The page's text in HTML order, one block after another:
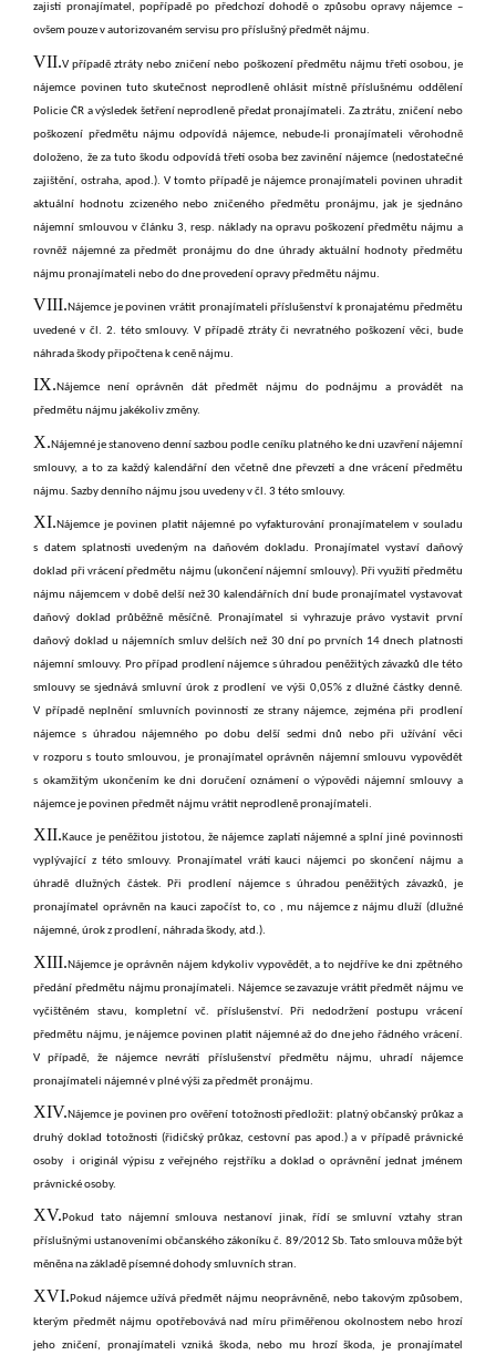
zajistí pronajímatel, popřípadě po předchozí dohodě o způsobu opravy nájemce –
ovšem pouze v autorizovaném servisu pro příslušný předmět nájmu.
VII.V případě ztráty nebo zničení nebo poškození předmětu nájmu třetí osobou, je
nájemce povinen tuto skutečnost neprodleně ohlásit místně příslušnému oddělení
Policie ČR a výsledek šetření neprodleně předat pronajímateli. Za ztrátu, zničení nebo
poškození předmětu nájmu odpovídá nájemce, nebude-li pronajímateli věrohodně
doloženo, že za tuto škodu odpovídá třetí osoba bez zavinění nájemce (nedostatečné
zajištění, ostraha, apod.). V tomto případě je nájemce pronajímateli povinen uhradit
aktuální hodnotu zcizeného nebo zničeného předmětu pronájmu, jak je sjednáno
nájemní smlouvou v článku 3, resp. náklady na opravu poškození předmětu nájmu a
rovněž nájemné za předmět pronájmu do dne úhrady aktuální hodnoty předmětu
nájmu pronajímateli nebo do dne provedení opravy předmětu nájmu.
VIII.Nájemce je povinen vrátit pronajímateli příslušenství k pronajatému předmětu
uvedené v čl. 2. této smlouvy. V případě ztráty či nevratného poškození věci, bude
náhrada škody připočtena k ceně nájmu.
IX.Nájemce není oprávněn dát předmět nájmu do podnájmu a provádět na
předmětu nájmu jakékoliv změny.
X.Nájemné je stanoveno denní sazbou podle ceníku platného ke dni uzavření nájemní
smlouvy, a to za každý kalendářní den včetně dne převzetí a dne vrácení předmětu
nájmu. Sazby denního nájmu jsou uvedeny v čl. 3 této smlouvy.
XI.Nájemce je povinen platit nájemné po vyfakturování pronajímatelem v souladu
s datem splatnosti uvedeným na daňovém dokladu. Pronajímatel vystaví daňový
doklad při vrácení předmětu nájmu (ukončení nájemní smlouvy). Při využití předmětu
nájmu nájemcem v době delší než 30 kalendářních dní bude pronajímatel vystavovat
daňový doklad průběžně měsíčně. Pronajímatel si vyhrazuje právo vystavit první
daňový doklad u nájemních smluv delších než 30 dní po prvních 14 dnech platnosti
nájemní smlouvy. Pro případ prodlení nájemce s úhradou peněžitých závazků dle této
smlouvy se sjednává smluvní úrok z prodlení ve výši 0,05% z dlužné částky denně.
V případě neplnění smluvních povinností ze strany nájemce, zejména při prodlení
nájemce s úhradou nájemného po dobu delší sedmi dnů nebo při užívání věci
v rozporu s touto smlouvou, je pronajímatel oprávněn nájemní smlouvu vypovědět
s okamžitým ukončením ke dni doručení oznámení o výpovědi nájemní smlouvy a
nájemce je povinen předmět nájmu vrátit neprodleně pronajímateli.
XII.Kauce je peněžitou jistotou, že nájemce zaplatí nájemné a splní jiné povinnosti
vyplývající z této smlouvy. Pronajímatel vrátí kauci nájemci po skončení nájmu a
úhradě dlužných částek. Při prodlení nájemce s úhradou peněžitých závazků, je
pronajímatel oprávněn na kauci započíst to, co , mu nájemce z nájmu dluží (dlužné
nájemné, úrok z prodlení, náhrada škody, atd.).
XIII.Nájemce je oprávněn nájem kdykoliv vypovědět, a to nejdříve ke dni zpětného
předání předmětu nájmu pronajímateli. Nájemce se zavazuje vrátit předmět nájmu ve
vyčištěném stavu, kompletní vč. příslušenství. Při nedodržení postupu vrácení
předmětu nájmu, je nájemce povinen platit nájemné až do dne jeho řádného vrácení.
V případě, že nájemce nevrátí příslušenství předmětu nájmu, uhradí nájemce
pronajímateli nájemné v plné výši za předmět pronájmu.
XIV.Nájemce je povinen pro ověření totožnosti předložit: platný občanský průkaz a
druhý doklad totožnosti (řidičský průkaz, cestovní pas apod.) a v případě právnické
osoby i originál výpisu z veřejného rejstříku a doklad o oprávnění jednat jménem
právnické osoby.
XV.Pokud tato nájemní smlouva nestanoví jinak, řídí se smluvní vztahy stran
příslušnými ustanoveními občanského zákoníku č. 89/2012 Sb. Tato smlouva může být
měněna na základě písemné dohody smluvních stran.
XVI.Pokud nájemce užívá předmět nájmu neoprávněně, nebo takovým způsobem,
kterým předmět nájmu opotřebovává nad míru přiměřenou okolnostem nebo hrozí
jeho zničení, pronajímateli vzniká škoda, nebo mu hrozí škoda, je pronajímatel